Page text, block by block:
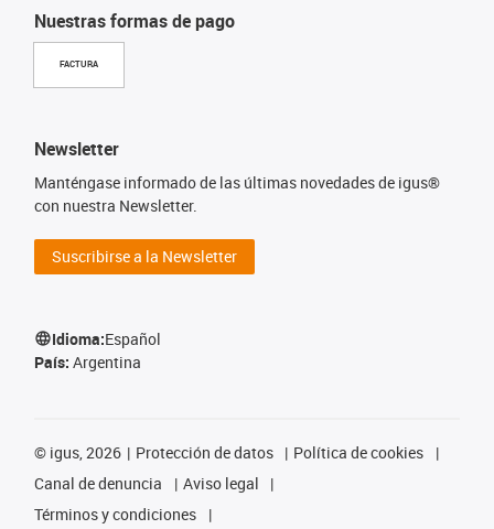
Nuestras formas de pago
FACTURA
Newsletter
Manténgase informado de las últimas novedades de igus®
con nuestra Newsletter.
Suscribirse a la Newsletter
Idioma:Español
País: Argentina
© igus, 2026 Protección de datos
Política de cookies
Canal de denuncia
Aviso legal
Términos y condiciones